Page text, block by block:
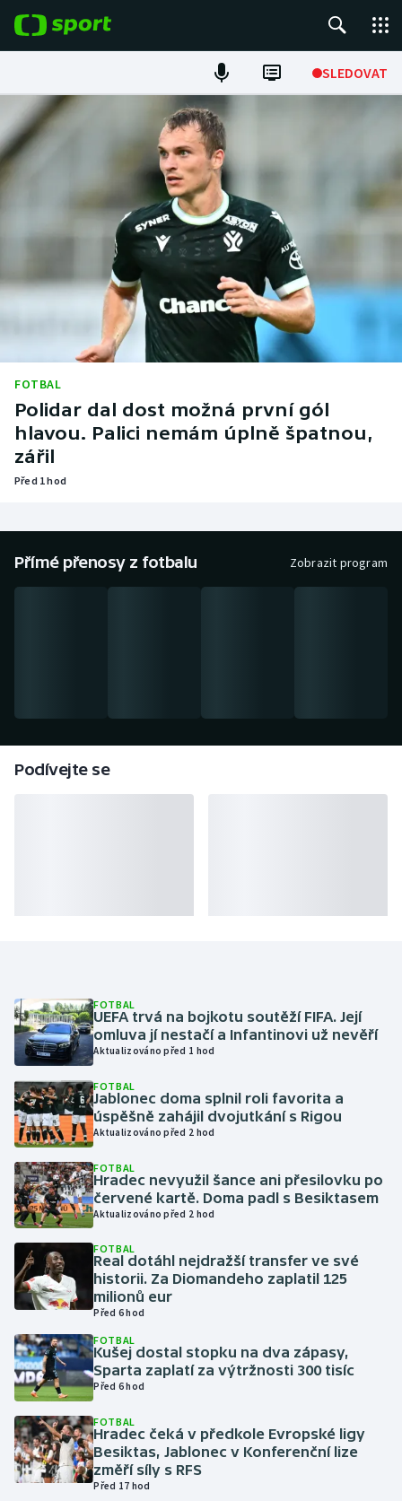
SLEDOVAT
Fotbal
Cyklistika
Baseball a softbal
Basketbal
Box
Florbal
Futsal
Krasobruslení
Lezení
Lyže a snowboard
Moderní pětiboj
Motorsport
Olympijské hry
Parasport
Plážový volejbal
Ragby
Rychlobruslení
Rychlostní kanoistika
Soutěže
Historické návraty
FOTBAL
Polidar dal dost možná první gól
hlavou. Palici nemám úplně špatnou,
zářil
Před 1 hod
Přímé přenosy z fotbalu Zobrazit program
Podívejte se
FOTBAL
UEFA trvá na bojkotu soutěží FIFA. Její
omluva jí nestačí a Infantinovi už nevěří
Aktualizováno před 1 hod
FOTBAL
Jablonec doma splnil roli favorita a
úspěšně zahájil dvojutkání s Rigou
Aktualizováno před 2 hod
FOTBAL
Hradec nevyužil šance ani přesilovku po
červené kartě. Doma padl s Besiktasem
Aktualizováno před 2 hod
FOTBAL
Real dotáhl nejdražší transfer ve své
historii. Za Diomandeho zaplatil 125
milionů eur
Před 6 hod
FOTBAL
Kušej dostal stopku na dva zápasy,
Sparta zaplatí za výtržnosti 300 tisíc
Před 6 hod
FOTBAL
Hradec čeká v předkole Evropské ligy
Besiktas, Jablonec v Konferenční lize
změří síly s RFS
Před 17 hod